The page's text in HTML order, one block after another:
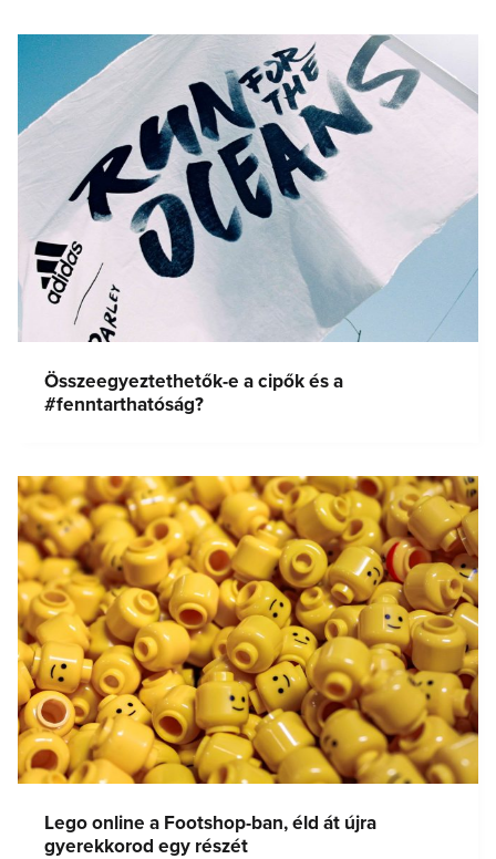
Összeegyeztethetők-e a cipők és a
#fenntarthatóság?
Lego online a Footshop-ban, éld át újra
gyerekkorod egy részét